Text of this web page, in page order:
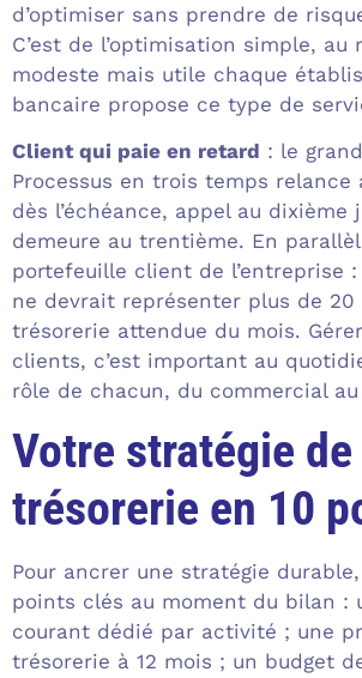
d’optimiser sans prendre de
C’est de l’optimisation simple, au
modeste mais utile chaque
bancaire propose ce type de
Client qui paie en retard : le
Processus en trois temps relance
dès l’échéance, appel au dixième
demeure au trentième. En
portefeuille client de l’entreprise
ne devrait représenter plus de 20
trésorerie attendue du mois.
clients, c’est important au
rôle de chacun, du commercial
Votre stratégie de
trésorerie en 10
Pour ancrer une stratégie
points clés au moment du bilan :
courant dédié par activité ; une
trésorerie à 12 mois ; un budget